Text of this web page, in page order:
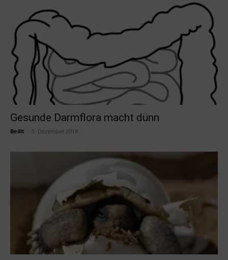
Gesunde Darmflora macht dünn
Beilit 5. Dezember 2018